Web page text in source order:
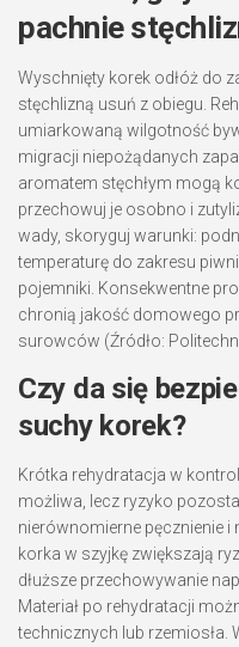
pachnie
Wyschnięty korek odłóż do
stęchlizną usuń z obiegu.
umiarkowaną wilgotność
migracji niepożądanych
aromatem stęchłym mogą
przechowuj je osobno i
wady, skoryguj warunki:
temperaturę do zakresu
pojemniki. Konsekwentne
chronią jakość domowego
surowców (Źródło:
Czy da się
suchy korek?
Krótka rehydratacja w
możliwa, lecz ryzyko
nierównomierne pęcznienie
korka w szyjkę zwiększają
dłuższe przechowywanie
Materiał po rehydratacji
technicznych lub